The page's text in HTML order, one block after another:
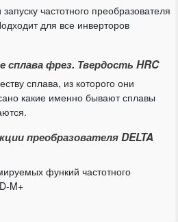
частотного преобразователя
для все инверторов
фрез. Твердость HRC
сплава, из которого они
какие именно бывают сплавы
преобразователя DELTA
функий частотного
M+